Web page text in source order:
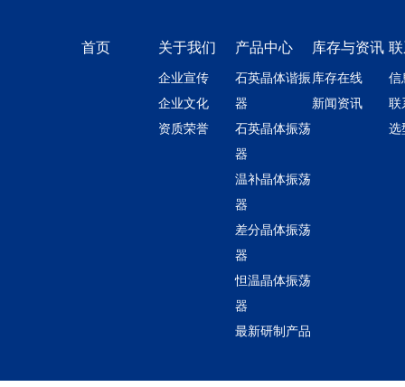
首页 关于我们
企业宣传
企业文化
资质荣誉
产品中心
石英晶体谐振
器
石英晶体振荡
器
温补晶体振荡
器
差分晶体振荡
器
怛温晶体振荡
器
最新研制产品
库存与资讯
库存在线
新闻资讯
信
联
选